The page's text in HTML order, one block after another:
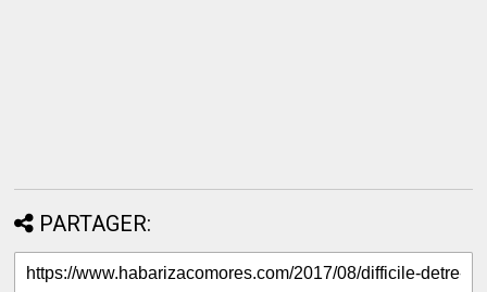
PARTAGER: